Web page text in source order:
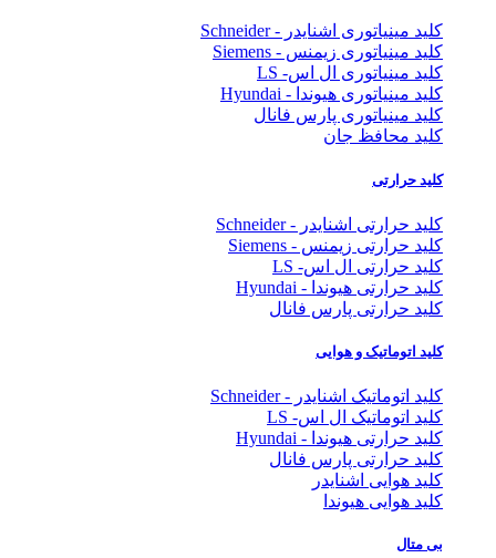
کلید مینیاتوری اشنایدر - Schneider
کلید مینیاتوری زیمنس - Siemens
کلید مینیاتوری ال اس- LS
کلید مینیاتوری هیوندا - Hyundai
کلید مینیاتوری پارس فانال
کلید محافظ جان
کلید حرارتی
کلید حرارتی اشنایدر - Schneider
کلید حرارتی زیمنس - Siemens
کلید حرارتی ال اس- LS
کلید حرارتی هیوندا - Hyundai
کلید حرارتی پارس فانال
کلید اتوماتیک و هوایی
کلید اتوماتیک اشنایدر - Schneider
کلید اتوماتیک ال اس- LS
کلید حرارتی هیوندا - Hyundai
کلید حرارتی پارس فانال
کلید هوایی اشنایدر
کلید هوایی هیوندا
بی متال